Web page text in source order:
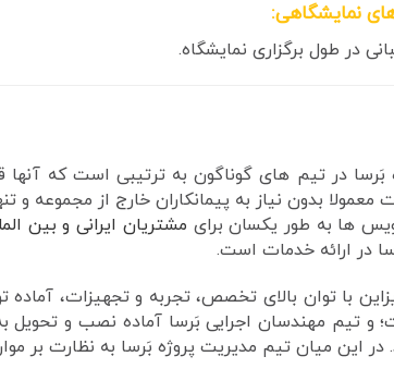
نمایشگاهی:
در طول برگزاری نمایشگاه.
بَرسا در تیم های گوناگون به ترتیبی است که آنها
بدون نیاز به پیمانکاران خارج از مجموعه و
ها به طور یکسان برای مشتریان ایرانیو بین
در ارائه خدمات است.
با توان بالای تخصص، تجربه و تجهیزات،
و تیم مهندسان اجرایی بَرسا آماده نصب و تحویل
میان تیم مدیریت پروژه بَرسا به نظارت بر